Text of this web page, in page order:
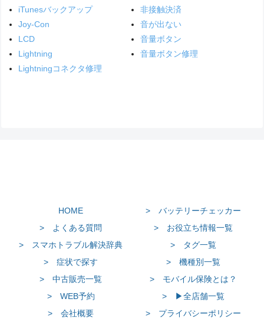
iTunesバックアップ
Joy-Con
LCD
Lightning
Lightningコネクタ修理
非接触決済
音が出ない
音量ボタン
音量ボタン修理
HOME
> バッテリーチェッカー
> よくある質問
> お役立ち情報一覧
> スマホトラブル解決辞典
> タグ一覧
> 症状で探す
> 機種別一覧
> 中古販売一覧
> モバイル保険とは？
> WEB予約
> ▶全店舗一覧
> 会社概要
> プライバシーポリシー